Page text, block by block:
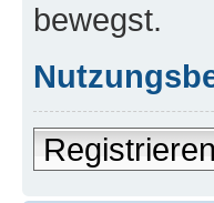
bewegst.